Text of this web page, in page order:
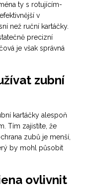
ty s rotujícím-
v
než ruční kartáčky.
precizní
je však správná
zubní
kartáčky alespoň
Tím zajistíte, že
zubů je menší,
by mohl působit
ovlivnit